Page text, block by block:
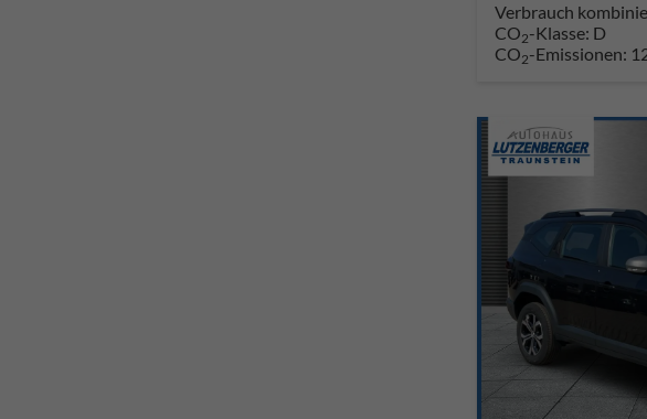
Verbrauch
CO2-Klasse: D
CO2-Emissionen: